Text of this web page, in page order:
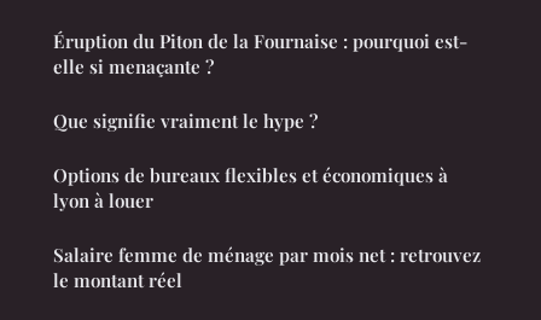
Éruption du Piton de la Fournaise : pourquoi est-
elle si menaçante ?
Que signifie vraiment le hype ?
Options de bureaux flexibles et économiques à
lyon à louer
Salaire femme de ménage par mois net : retrouvez
le montant réel